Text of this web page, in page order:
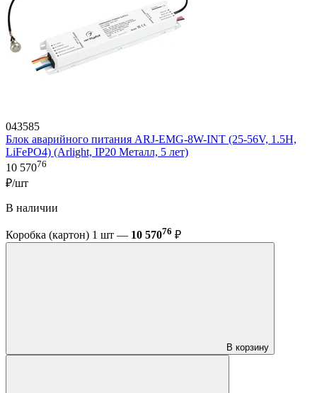
043585
Блок аварийного питания ARJ-EMG-8W-INT (25-56V, 1.5H,
LiFePO4) (Arlight, IP20 Металл, 5 лет)
10 57076
₽/шт
В наличии
Коробка (картон) 1 шт — 10 57076 ₽
В корзину